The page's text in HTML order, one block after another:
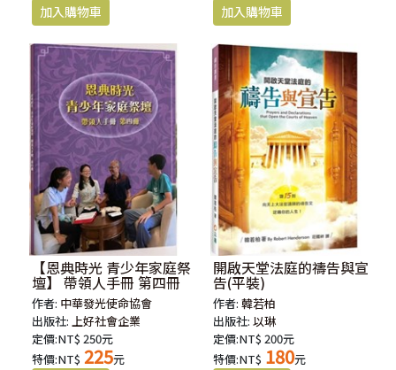
【恩典時光 青少年家庭祭
壇】 帶領人手冊 第四冊
作者: 中華發光使命協會
出版社:上好社會企業
定價:NT$ 250元
特價:NT$ 225元
開啟天堂法庭的禱告與宣
告(平裝)
作者:韓若柏
出版社:以琳
定價:NT$ 200元
特價:NT$ 180元